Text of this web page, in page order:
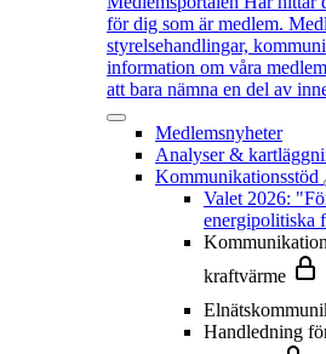
för dig som är medlem.
styrelsehandlingar,
information om våra
att bara nämna en del av
Medlemsnyheter
Analyser &
Kommunikationsstöd
Valet 2026:
energipolitiska
kraftvärme
Handledning